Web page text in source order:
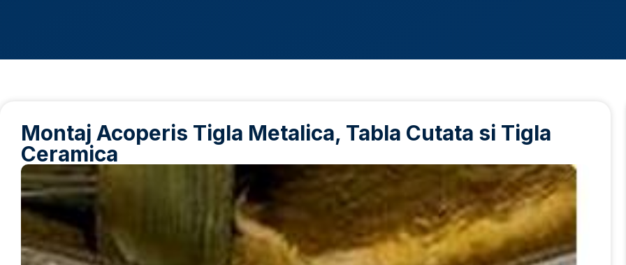
Montaj Acoperis Tigla Metalica, Tabla Cutata si Tigla
Ceramica